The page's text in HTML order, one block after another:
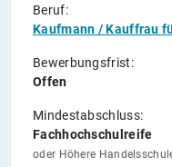
Beruf:
Kaufmann / Kauffrau
Bewerbungsfrist:
Offen
Mindestabschluss:
Fachhochschulreife
oder Höhere